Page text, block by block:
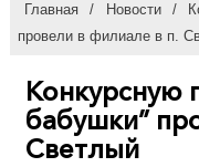
Главная / Новости /
провели в филиале в п.
Конкурсную
бабушки”
Светлый